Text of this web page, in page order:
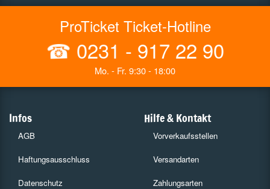
ProTicket Ticket-Hotline
☎ 0231 - 917 22 90
Mo. - Fr. 9:30 - 18:00
Infos
AGB
Haftungsausschluss
Datenschutz
Hilfe & Kontakt
Vorverkaufsstellen
Versandarten
Zahlungsarten